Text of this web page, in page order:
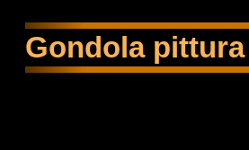
Gondola